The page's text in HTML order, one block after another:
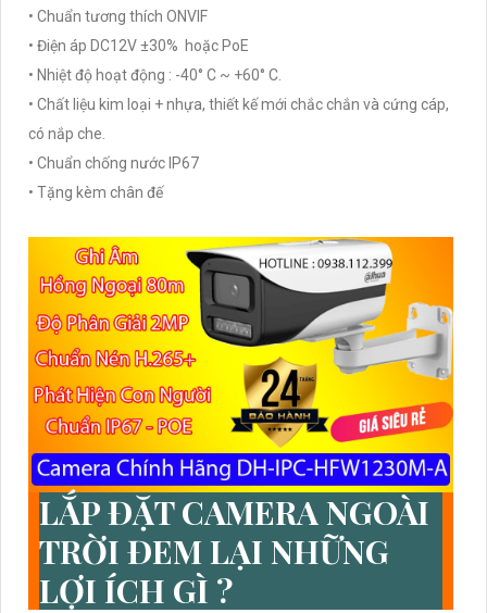
• Chuẩn tương thích ONVIF
• Điện áp DC12V ±30% hoặc PoE
• Nhiệt độ hoạt động : -40° C ~ +60° C.
• Chất liệu kim loại + nhựa, thiết kế mới chắc chắn và cứng cáp,
có nắp che.
• Chuẩn chống nước IP67
• Tặng kèm chân đế
LẮP ĐẶT CAMERA NGOÀI
TRỜI ĐEM LẠI NHỮNG
LỢI ÍCH GÌ ?